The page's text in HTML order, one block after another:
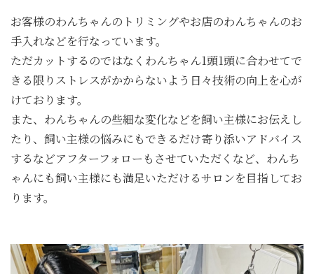
お客様のわんちゃんのトリミングやお店のわんちゃんのお
手入れなどを行なっています。
ただカットするのではなくわんちゃん1頭1頭に合わせてで
きる限りストレスがかからないよう日々技術の向上を心が
けております。
また、わんちゃんの些細な変化などを飼い主様にお伝えし
たり、飼い主様の悩みにもできるだけ寄り添いアドバイス
するなどアフターフォローもさせていただくなど、わんち
ゃんにも飼い主様にも満足いただけるサロンを目指してお
ります。